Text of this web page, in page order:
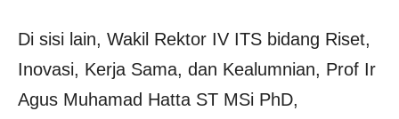
Di sisi lain, Wakil Rektor IV ITS bidang Riset,
Inovasi, Kerja Sama, dan Kealumnian, Prof Ir
Agus Muhamad Hatta ST MSi PhD,